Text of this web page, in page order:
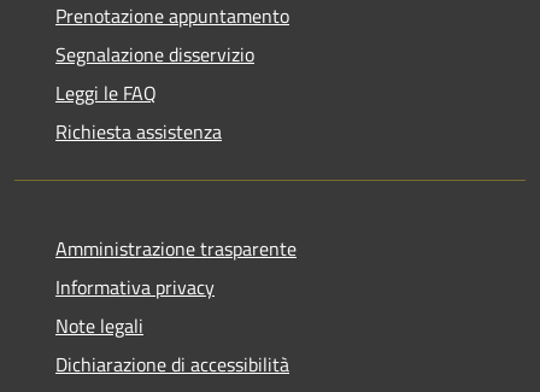
Prenotazione appuntamento
Segnalazione disservizio
Leggi le FAQ
Richiesta assistenza
Amministrazione trasparente
Informativa privacy
Note legali
Dichiarazione di accessibilità